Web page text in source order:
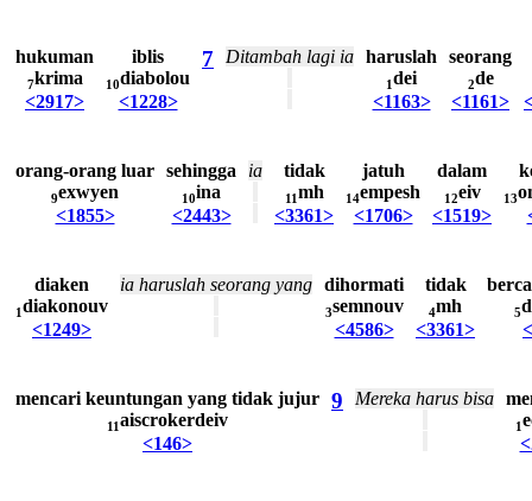
hukuman
7krima
<2917>
iblis
10diabolou
<1228>
7 Ditambah lagi ia haruslah
1dei
<1163>
seorang
2de
<1161>
orang-orang luar
9exwyen
<1855>
sehingga
10ina
<2443>
ia tidak
11mh
<3361>
jatuh
14empesh
<1706>
dalam
12eiv
<1519>
13
diaken
1diakonouv
<1249>
ia haruslah seorang yang dihormati
3semnouv
<4586>
tidak
4mh
<3361>
5
mencari keuntungan yang tidak jujur
11aiscrokerdeiv
<146>
9 Mereka harus bisa
1